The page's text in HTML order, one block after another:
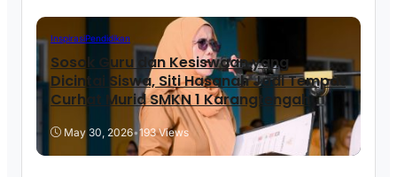
InspirasiPendidikan
Sosok Guru dan Kesiswaan yang
Dicintai Siswa, Siti Hasanah Jadi Tempat
Curhat Murid SMKN 1 Karangtengah
May 30, 2026•193 Views